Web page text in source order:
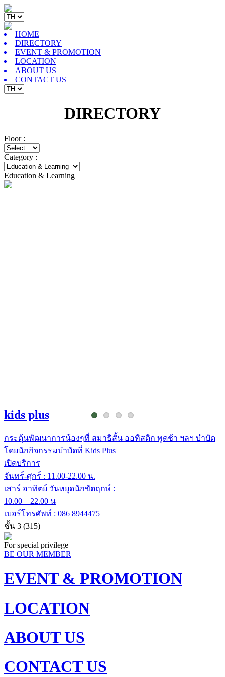
HOME
DIRECTORY
EVENT & PROMOTION
LOCATION
ABOUT US
CONTACT US
DIRECTORY
Floor :
Category :
Education & Learning
kids plus
กระตุ้นพัฒนาการน้องๆที่ สมาธิสั้น ออทิสติก พูดช้า ฯลฯ บำบัด
โดยนักกิจกรรมบำบัดที่ Kids Plus
เปิดบริการ
จันทร์-ศุกร์ : 11.00-22.00 น.
เสาร์ อาทิตย์ วันหยุดนักขัตฤกษ์ :
10.00 – 22.00 น
เบอร์โทรศัพท์ : 086 8944475
ชั้น 3 (315)
For special privilege
BE OUR MEMBER
EVENT & PROMOTION
LOCATION
ABOUT US
CONTACT US